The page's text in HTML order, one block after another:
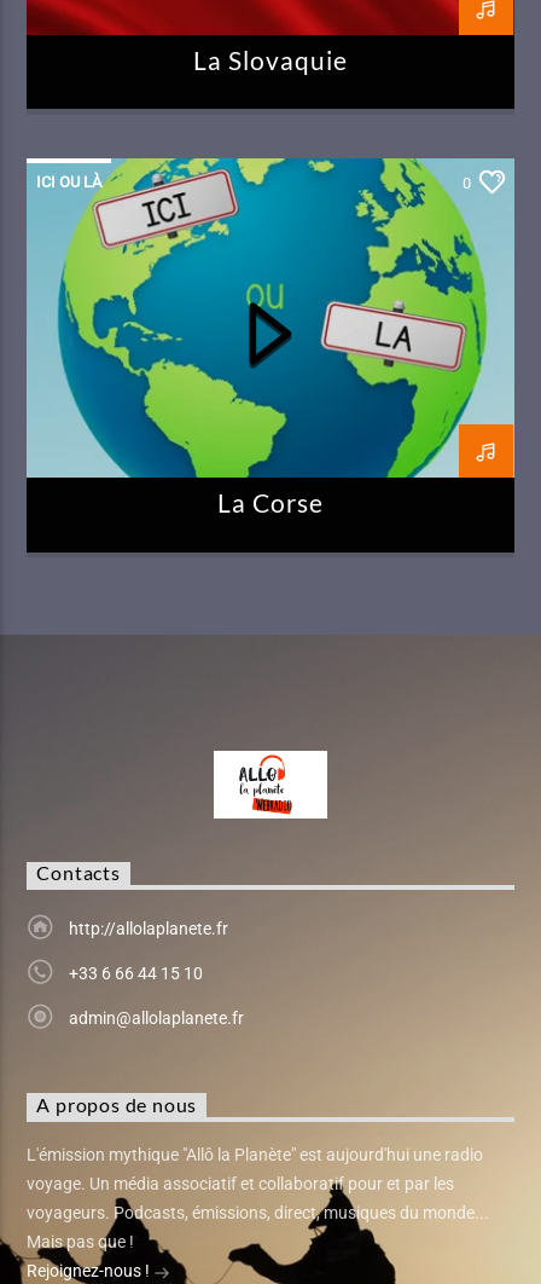
La Slovaquie
ICI OU LÀ 0
La Corse
Contacts
http://allolaplanete.fr
+33 6 66 44 15 10
admin@allolaplanete.fr
A propos de nous
L'émission mythique "Allô la Planète" est aujourd'hui une radio
voyage. Un média associatif et collaboratif pour et par les
voyageurs. Podcasts, émissions, direct, musiques du monde...
Mais pas que !
Rejoignez-nous !